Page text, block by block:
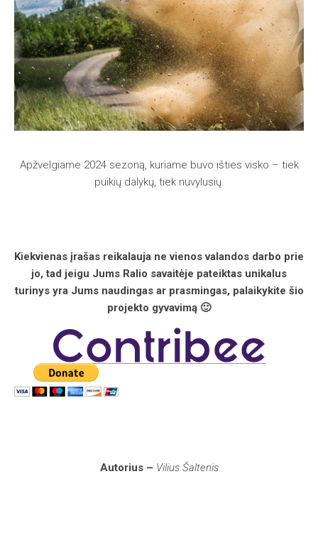
Apžvelgiame 2024 sezoną, kuriame buvo išties visko – tiek
puikių dalykų, tiek nuvylusių.
Kiekvienas įrašas reikalauja ne vienos valandos darbo prie
jo, tad jeigu Jums Ralio savaitėje pateiktas unikalus
turinys yra Jums naudingas ar prasmingas, palaikykite šio
projekto gyvavimą 🙂
Autorius – Vilius Šaltenis